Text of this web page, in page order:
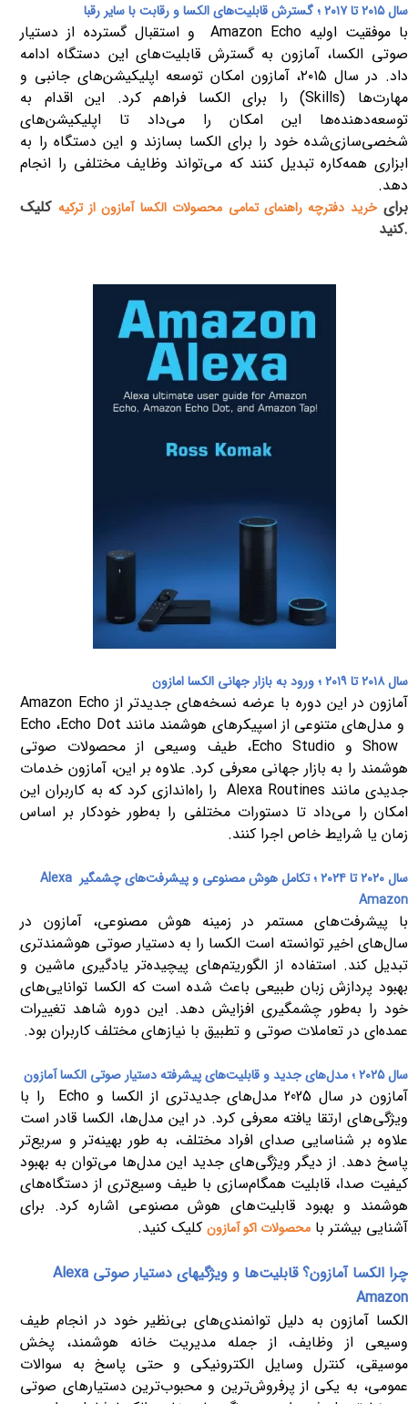
سال ۲۰۱۵ تا ۲۰۱۷ ؛ گسترش قابلیت‌های الکسا و رقابت با سایر رقبا
با موفقیت اولیهAmazon Echo
و استقبال گسترده از دستیار
صوتی الکسا، آمازون به گسترش قابلیت‌های این دستگاه ادامه
داد. در سال ۲۰۱۵، آمازون امکان توسعه اپلیکیشن‌های جانبی و
مهارت‌ها (Skills) را برای الکسا فراهم کرد. این اقدام به
توسعه‌دهنده‌‌ها این امکان را می‌داد تا اپلیکیشن‌های
شخصی‌سازی‌شده خود را برای الکسا بسازند و این دستگاه را به
ابزاری همه‌کاره تبدیل کنند که می‌تواند وظایف مختلفی را انجام
دهد.
برایخرید دفترچه راهنمای تمامی محصولات الکسا آمازون از ترکیه کلیک
کنید.
سال ۲۰۱۸ تا ۲۰۱۹ ؛ ورود به بازار جهانی الکسا امازون
آمازون در این دوره با عرضه نسخه‌های جدیدتر ازAmazon Echo
و مدل‌های متنوعی از اسپیکرهای هوشمند مانند Echo Dot، Echo
Show و Echo Studio، طیف وسیعی از محصولات صوتی
هوشمند را به بازار جهانی معرفی کرد. علاوه بر این، آمازون خدمات
جدیدی مانند Alexa Routines را راه‌اندازی کرد که به کاربران این
امکان را می‌داد تا دستورات مختلفی را به‌طور خودکار بر اساس
زمان یا شرایط خاص اجرا کنند.
سال ۲۰۲۰ تا ۲۰۲۴ ؛تکامل هوش مصنوعی و پیشرفت‌های چشمگیر Alexa
Amazon
با پیشرفت‌های مستمر در زمینه هوش مصنوعی، آمازون در
سال‌های اخیر توانسته است الکسا را به دستیار صوتی هوشمندتری
تبدیل کند. استفاده از الگوریتم‌های پیچیده‌تر یادگیری ماشین و
بهبود پردازش زبان طبیعی باعث شده است که الکسا توانایی‌های
خود را به‌طور چشمگیری افزایش دهد. این دوره شاهد تغییرات
عمده‌ای در تعاملات صوتی و تطبیق با نیازهای مختلف کاربران بود.
سال ۲۰۲۵ ؛ مدل‌های جدید و قابلیت‌های پیشرفته دستیار صوتی الکسا آمازون
آمازون در سال 2025 مدل‌های جدیدتری از الکسا و Echo
را با
ویژگی‌های ارتقا یافته معرفی کرد. در این مدل‌ها، الکسا قادر است
علاوه بر شناسایی صدای افراد مختلف، به طور بهینه‌تر و سریع‌تر
پاسخ دهد. از دیگر ویژگی‌های جدید این مدل‌ها می‌توان به بهبود
کیفیت صدا، قابلیت همگام‌سازی با طیف وسیع‌تری از دستگاه‌های
هوشمند و بهبود قابلیت‌های هوش مصنوعی اشاره کرد. برای
آشنایی بیشتر با محصولات اکو آمازون کلیک کنید.
چرا الکسا آمازون؟ قابلیت‌ها و ویژگیهای دستیار صوتی Alexa
Amazon
الکسا آمازون به دلیل توانمندی‌های بی‌نظیر خود در انجام طیف
وسیعی از وظایف، از جمله مدیریت خانه هوشمند، پخش
موسیقی، کنترل وسایل الکترونیکی و حتی پاسخ به سوالات
عمومی، به یکی از پرفروش‌ترین و محبوب‌ترین دستیارهای صوتی